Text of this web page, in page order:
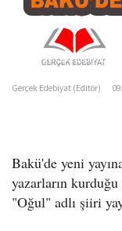
gercekedebiyat.com
Gerçek Edebiyat (Editör)
Bakü'de yeni
yazarların
"Oğul" adlı şiiri